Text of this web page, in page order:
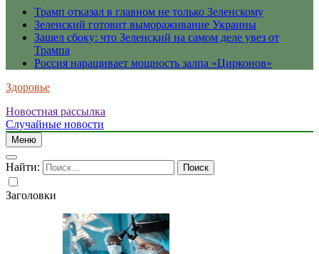
Трамп отказал в главном не только Зеленскому
Зеленский готовит вымораживание Украины
Зашел сбоку: что Зеленский на самом деле увез от
Трампа
Россия наращивает мощность залпа «Цирконов»
Здоровье
Новостная рассылка
Случайные новости
Меню
Найти:
Заголовки